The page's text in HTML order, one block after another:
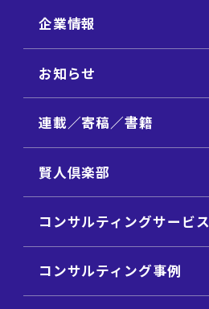
企業情報
お知らせ
連載／寄稿／書籍
賢人倶楽部
コンサルティングサービス
コンサルティング事例